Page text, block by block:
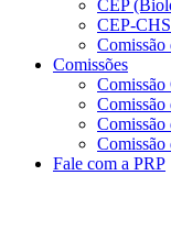
CEP
CEP-
Comissões
Comissão
Comissão
Comissão
Fale com a PRP